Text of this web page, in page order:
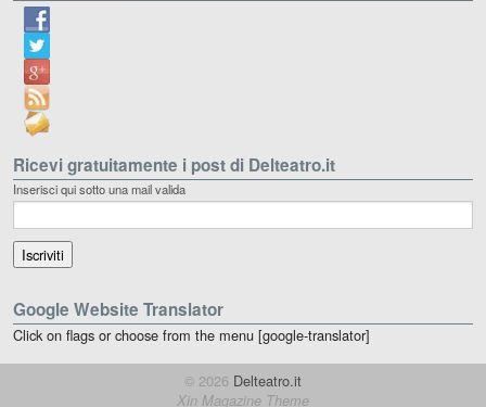
Ricevi gratuitamente i post di Delteatro.it
Inserisci qui sotto una mail valida
Google Website Translator
Click on flags or choose from the menu [google-translator]
© 2026 Delteatro.it
Xin Magazine Theme